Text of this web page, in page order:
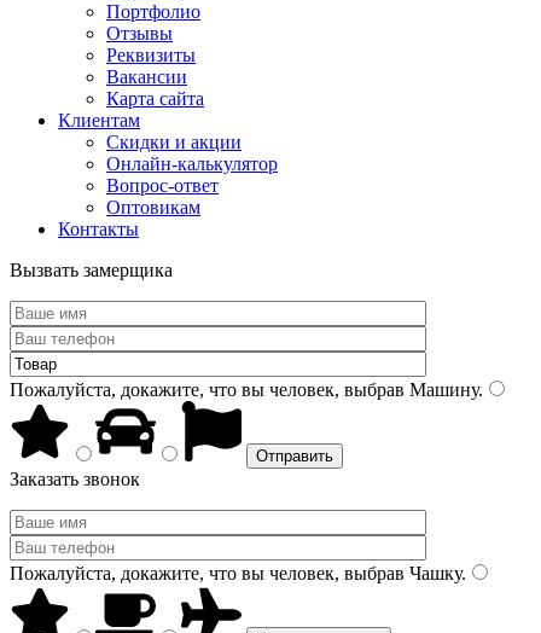
Портфолио
Отзывы
Реквизиты
Вакансии
Карта сайта
Клиентам
Скидки и акции
Онлайн-калькулятор
Вопрос-ответ
Оптовикам
Контакты
Вызвать замерщика
Пожалуйста, докажите, что вы человек, выбрав Машину.
Заказать звонок
Пожалуйста, докажите, что вы человек, выбрав Чашку.